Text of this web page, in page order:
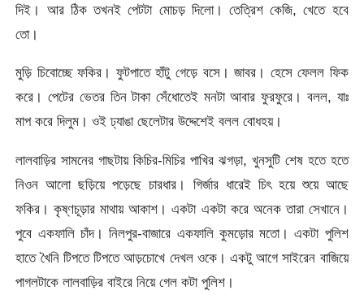
দিই। আর ঠিক তখনই পেটটা মোচড় দিলো। তেত্রিশ কেজি, খেতে হবে
তো।
মুড়ি চিবোচ্ছে ফকির। ফুটপাতে হাঁটু গেড়ে বসে। জাবর। হেসে ফেলল ফিক
করে। পেটের ভেতর তিন টাকা সেঁধোতেই মনটা আবার ফুরফুরে। বলল, যাঃ
মাপ করে দিলুম। ওই ঢ্যাঙা ছেলেটার উদ্দেশেই বলল বোধহয়।
লালবাড়ির সামনের গাছটায় কিচির-মিচির পাখির ঝগড়া, খুনসুটি শেষ হতে হতে
নিওন আলো ছড়িয়ে পড়েছে চারধার। গির্জার ধারেই চিৎ হয়ে শুয়ে আছে
ফকির। কৃষ্ণচূড়ার মাথায় আকাশ। একটা একটা করে অনেক তারা সেখানে।
পুবে একফালি চাঁদ। নিলপুর-বাজারে একফালি কুমড়োর মতো। একটা পুলিশ
হাতে খৈনি টিপতে টিপতে আড়চোখে দেখল ওকে। একটু আগে সাইরেন বাজিয়ে
পাগলটাকে লালবাড়ির বাইরে নিয়ে গেল কটা পুলিশ।